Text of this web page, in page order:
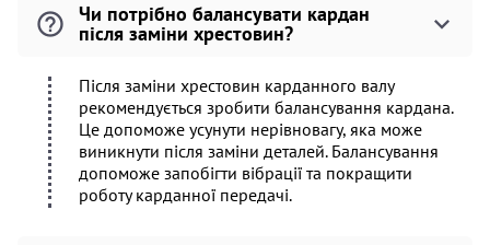
Чи потрібно балансувати кардан
після заміни хрестовин?
Після заміни хрестовин карданного валу
рекомендується зробити балансування кардана.
Це допоможе усунути нерівновагу, яка може
виникнути після заміни деталей. Балансування
допоможе запобігти вібрації та покращити
роботу карданної передачі.